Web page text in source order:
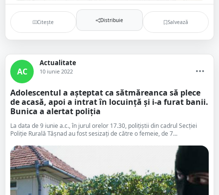
Citește Distribuie Salvează
AC
Actualitate
10 iunie 2022
Adolescentul a așteptat ca sătmăreanca să plece
de acasă, apoi a intrat în locuință și i-a furat banii.
Bunica a alertat poliția
La data de 9 iunie a.c., în jurul orelor 17.30, polițiștii din cadrul Secției
Poliție Rurală Tășnad au fost sesizați de către o femeie, de 7...